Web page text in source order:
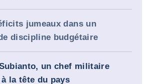
jumeaux dans un
discipline budgétaire
un chef militaire
la tête du pays